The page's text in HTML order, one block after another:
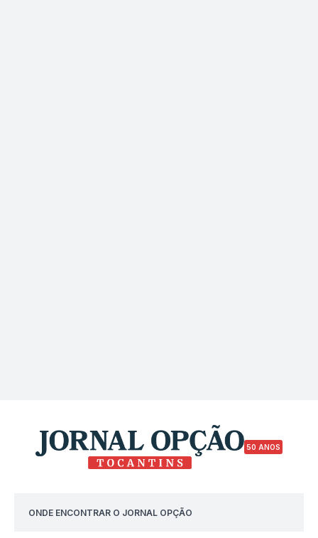
50 ANOS
ONDE ENCONTRAR O JORNAL OPÇÃO